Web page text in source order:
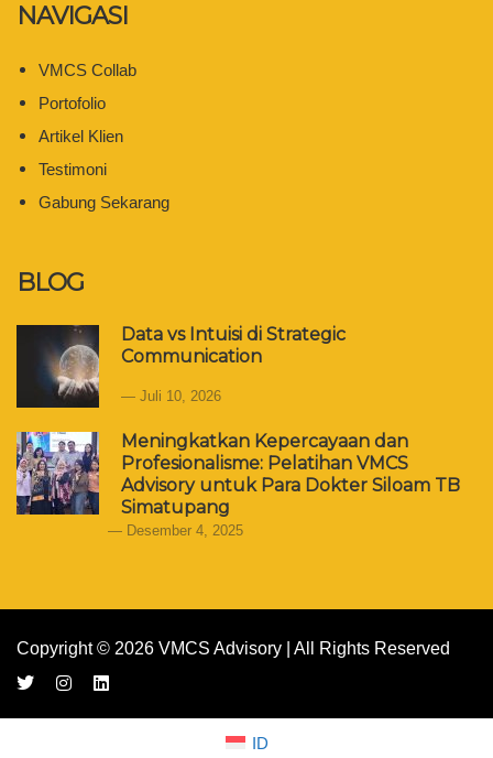
NAVIGASI
VMCS Collab
Portofolio
Artikel Klien
Testimoni
Gabung Sekarang
BLOG
Data vs Intuisi di Strategic
Communication
Juli 10, 2026
Meningkatkan Kepercayaan dan
Profesionalisme: Pelatihan VMCS
Advisory untuk Para Dokter Siloam TB
Simatupang
Desember 4, 2025
Copyright © 2026 VMCS Advisory | All Rights Reserved
ID